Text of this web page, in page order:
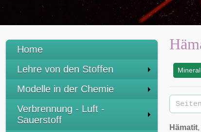
Home
Lehre von den Stoffen
Modelle in der Chemie
Verbrennung - Luft -
Sauerstoff
Mineral
Hämatit